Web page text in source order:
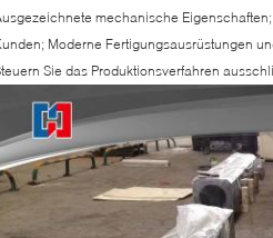
mechanische
Moderne Fertigungsausrüstungen
Sie das Produktionsverfahren